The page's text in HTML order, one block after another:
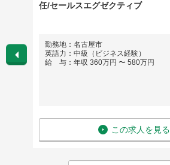
任/セールスエグゼクティブ
勤務地：名古屋市
英語力：中級（ビジネス経験）
給 与：年収 360万円 〜 580万円
この求人を見る